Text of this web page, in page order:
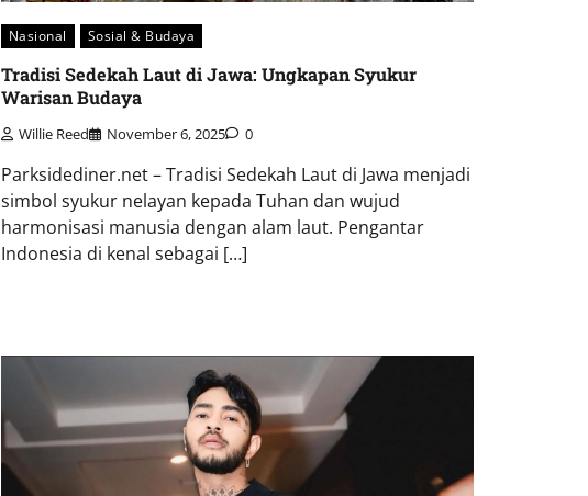
Nasional Sosial & Budaya
Tradisi Sedekah Laut di Jawa: Ungkapan Syukur
Warisan Budaya
Willie Reed November 6, 2025 0
Parksidediner.net – Tradisi Sedekah Laut di Jawa menjadi
simbol syukur nelayan kepada Tuhan dan wujud
harmonisasi manusia dengan alam laut. Pengantar
Indonesia di kenal sebagai […]